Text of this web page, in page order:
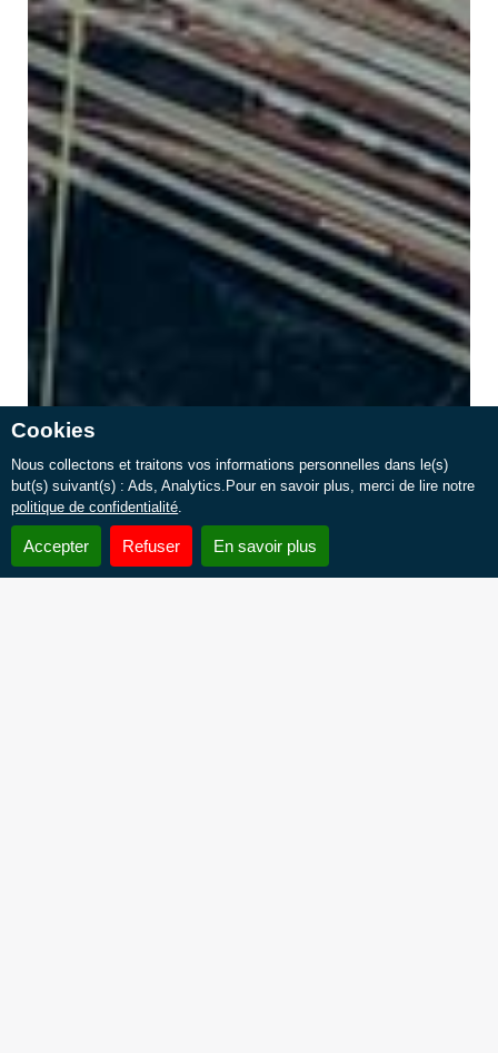
Cookies
Nous collectons et traitons vos informations personnelles dans le(s)
but(s) suivant(s) :Ads, Analytics.Pour en savoir plus, merci de lire notre
politique de confidentialité.
Accepter Refuser En savoir plus